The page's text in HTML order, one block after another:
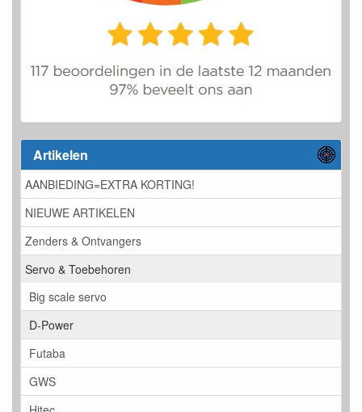
Artikelen
AANBIEDING=EXTRA KORTING!
NIEUWE ARTIKELEN
Zenders & Ontvangers
Servo & Toebehoren
Big scale servo
D-Power
Futaba
GWS